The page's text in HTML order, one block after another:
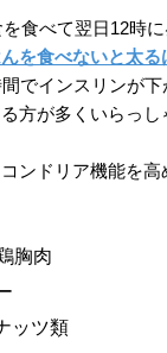
食べて翌日12時
を食べないと太る
でインスリンが
方が多くいらっし
ンドリア機能を
胸肉
ッツ類